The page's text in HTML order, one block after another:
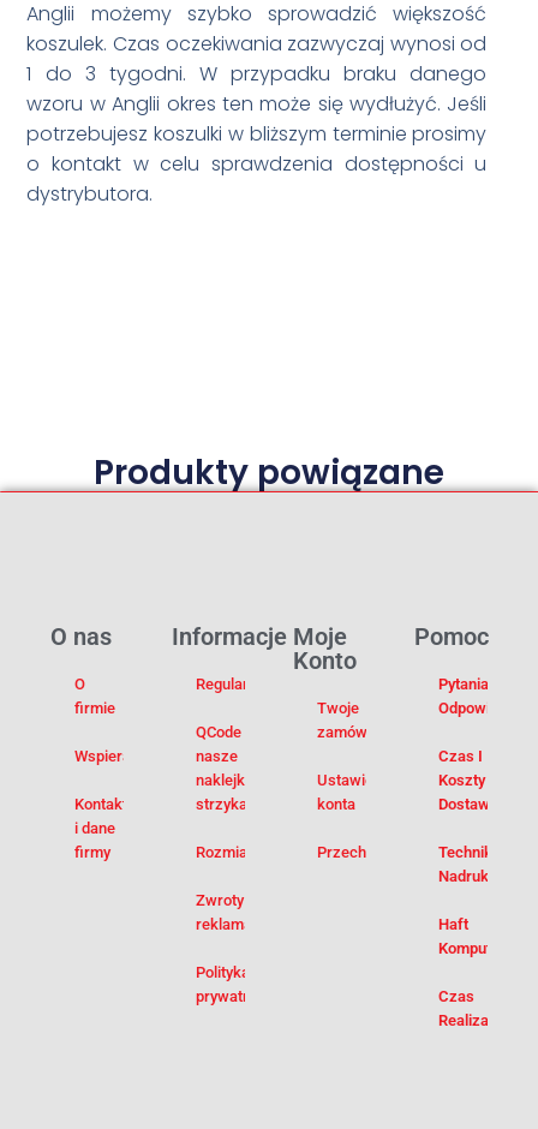
Anglii możemy szybko sprowadzić większość
koszulek. Czas oczekiwania zazwyczaj wynosi od
1 do 3 tygodni. W przypadku braku danego
wzoru w Anglii okres ten może się wydłużyć. Jeśli
potrzebujesz koszulki w bliższym terminie prosimy
o kontakt w celu sprawdzenia dostępności u
dystrybutora.
Produkty powiązane
Pomoc
Pytania I
Odpowiedzi
Czas I
Koszty
Dostawy
Techniki
Nadruku
Haft
Komputerowy
Czas
Realizacji
Moje
Konto
Twoje
zamówienia
Ustawienia
konta
Przechowalnia
Informacje
Regulamin
QCode –
nasze
naklejki na
strzykawki
Rozmiarówka
Zwroty i
reklamacje
Polityka
prywatności
O nas
O
firmie
Wspieramy
Kontakt
i dane
firmy